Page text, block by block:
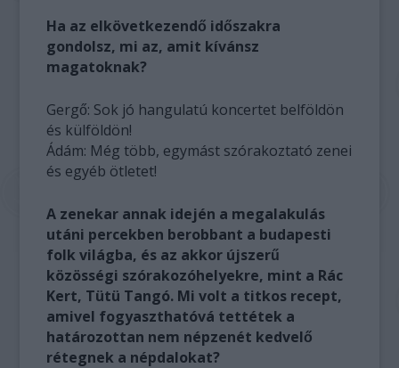
Ha az elkövetkezendő időszakra
gondolsz, mi az, amit kívánsz
magatoknak?
Gergő: Sok jó hangulatú koncertet belföldön
és külföldön!
Ádám: Még több, egymást szórakoztató zenei
és egyéb ötletet!
A zenekar annak idején a megalakulás
utáni percekben berobbant a budapesti
folk világba, és az akkor újszerű
közösségi szórakozóhelyekre, mint a Rác
Kert, Tütü Tangó. Mi volt a titkos recept,
amivel fogyaszthatóvá tettétek a
határozottan nem népzenét kedvelő
rétegnek a népdalokat?